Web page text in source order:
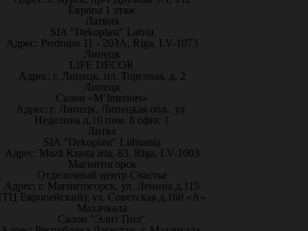
Европа 1 этаж
Латвия
SIA "Dekoplast" Latvia
Адрес: Piedrujas 11 - 203A, Riga, LV-1073
Липецк
LIFE DÉCOR
Адрес: г. Липецк, пл. Торговая, д. 2
Липецк
Салон «M`Interiors»
Адрес: г. Липецк, Липецкая обл., ул.
Неделина д.10 пом. 8 офис 1
Литва
SIA "Dekoplast" Lithuania
Адрес: Mazā Krasta iela, 83, Rīga, LV-1003
Магнитогорск
Отделочный центр Счастье
Адрес: г. Магнитогорск, ул. Ленина д.115
Европейский); ул. Советская д.160 «А»
Махачкала
Салон "Элит Пол"